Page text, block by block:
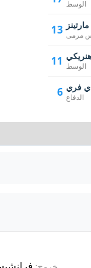
الوسط
13 مرمى
11 الوسط
6 فري
الدفاع